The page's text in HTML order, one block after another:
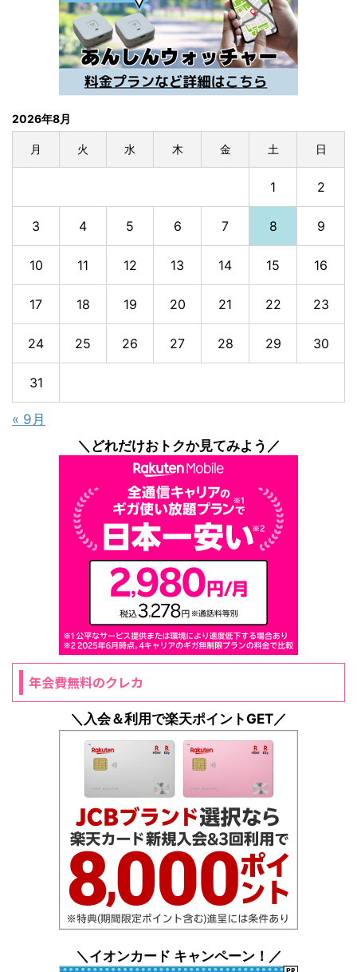
2026年8月
月 火 水 木 金 土 日
1 2
3 4 5 6 7 8 9
10 11 12 13 14 15 16
17 18 19 20 21 22 23
24 25 26 27 28 29 30
31
« 9月
＼どれだけおトクか見てみよう／
年会費無料のクレカ
＼入会＆利用で楽天ポイントGET／
＼イオンカード キャンペーン！／